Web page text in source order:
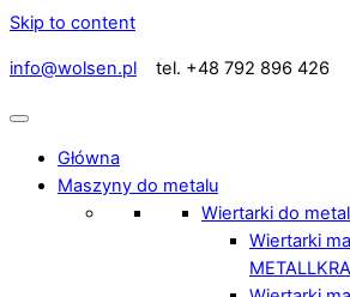
Skip to content
info@wolsen.pl tel. +48 792 896 426
Główna
Maszyny do metalu
Wiertarki do
Wiertarki